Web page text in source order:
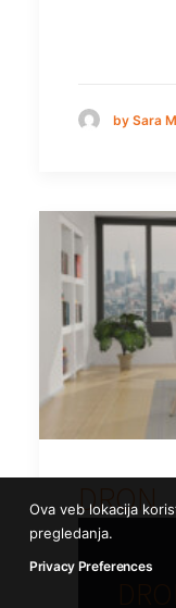
by Sara
DRON
Ova veb lokacija
pregledanja.
Privacy Preferences